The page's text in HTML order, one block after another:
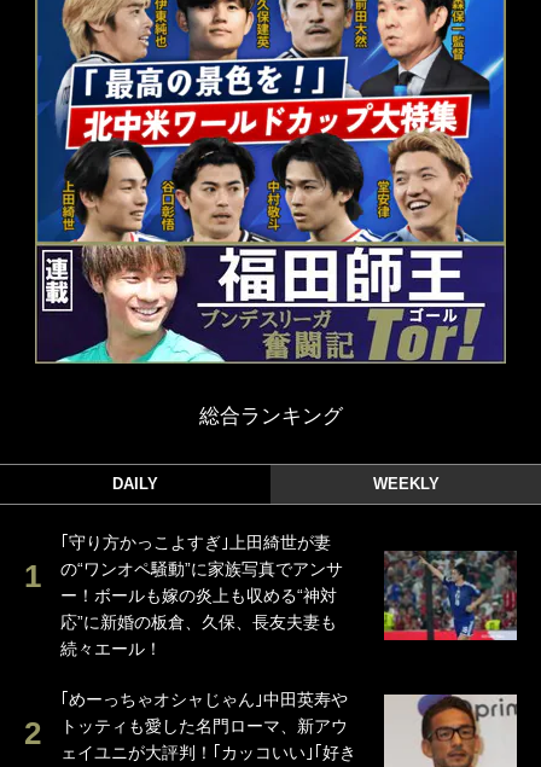
総合ランキング
DAILY WEEKLY
｢守り方かっこよすぎ｣上田綺世が妻
の“ワンオペ騒動”に家族写真でアンサ
ー！ボールも嫁の炎上も収める“神対
応”に新婚の板倉、久保、長友夫妻も
続々エール！
｢めーっちゃオシャじゃん｣中田英寿や
トッティも愛した名門ローマ、新アウ
ェイユニが大評判！｢カッコいい｣｢好き